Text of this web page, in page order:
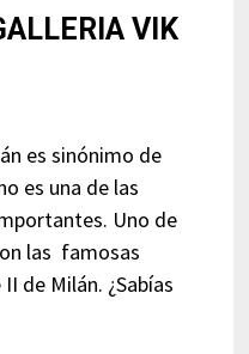
VIK
es sinónimo de
es una de las
Uno de
las famosas
de Milán. ¿Sabías